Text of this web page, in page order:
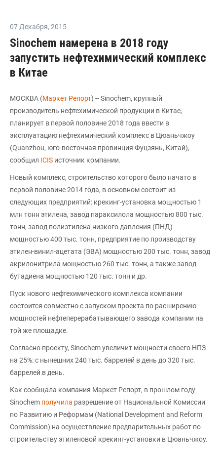
07 Декабря, 2015
Sinochem намерена в 2018 году
запустить нефтехимический комплекс
в Китае
МОСКВА (Маркет Репорт) -- Sinochem, крупный
производитель нефтехимической продукции в Китае,
планирует в первой половине 2018 года ввести в
эксплуатацию нефтехимический комплекс в Цюаньчжоу
(Quanzhou, юго-восточная провинция Фуцзянь, Китай),
сообщил ICIS источник компании.
Новый комплекс, строительство которого было начато в
первой половине 2014 года, в основном состоит из
следующих предприятий: крекинг-установка мощностью 1
млн тонн этилена, завод параксилола мощностью 800 тыс.
тонн, завод полиэтилена низкого давления (ПНД)
мощностью 400 тыс. тонн, предприятие по производству
этилен-винил-ацетата (ЭВА) мощностью 200 тыс. тонн, завод
акрилонитрила мощностью 260 тыс. тонн, а также завод
бутадиена мощностью 120 тыс. тонн и др.
Пуск нового нефтехимического комплекса компании
состоится совместно с запуском проекта по расширению
мощностей нефтеперерабатывающего завода компании на
той же площадке.
Согласно проекту, Sinochem увеличит мощности своего НПЗ
на 25%: с нынешних 240 тыс. баррелей в день до 320 тыс.
баррелей в день.
Как сообщала компания Маркет Репорт, в прошлом году
Sinochem получила разрешение от Национальной Комиссии
по Развитию и Реформам (National Development and Reform
Commission) на осуществление предварительных работ по
строительству этиленовой крекинг-установки в Цюаньчжоу.